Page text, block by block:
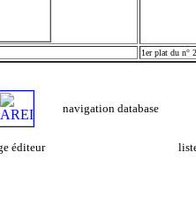
1er plat du n° 2
navigation database
éditeur